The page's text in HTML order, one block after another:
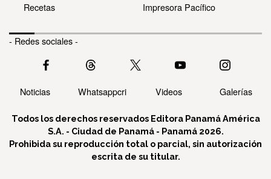
Recetas
Impresora Pacífico
- Redes sociales -
Noticias Whatsappcri Videos Galerías
Todos los derechos reservados Editora Panamá América
S.A. - Ciudad de Panamá - Panamá 2026.
Prohibida su reproducción total o parcial, sin autorización
escrita de su titular.